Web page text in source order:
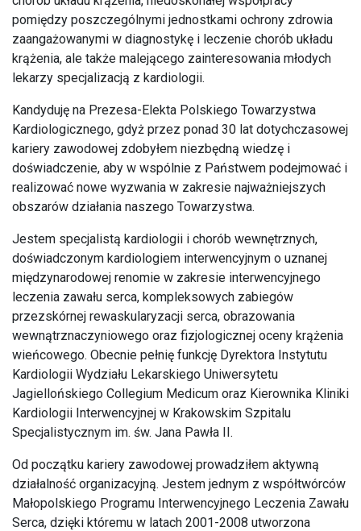
pomiędzy poszczególnymi jednostkami ochrony zdrowia
zaangażowanymi w diagnostykę i leczenie chorób układu
krążenia, ale także malejącego zainteresowania młodych
lekarzy specjalizacją z kardiologii.
Kandyduję na Prezesa-Elekta Polskiego Towarzystwa
Kardiologicznego, gdyż przez ponad 30 lat dotychczasowej
kariery zawodowej zdobyłem niezbędną wiedzę i
doświadczenie, aby w wspólnie z Państwem podejmować i
realizować nowe wyzwania w zakresie najważniejszych
obszarów działania naszego Towarzystwa.
Jestem specjalistą kardiologii i chorób wewnętrznych,
doświadczonym kardiologiem interwencyjnym o uznanej
międzynarodowej renomie w zakresie interwencyjnego
leczenia zawału serca, kompleksowych zabiegów
przezskórnej rewaskularyzacji serca, obrazowania
wewnątrznaczyniowego oraz fizjologicznej oceny krążenia
wieńcowego. Obecnie pełnię funkcję Dyrektora Instytutu
Kardiologii Wydziału Lekarskiego Uniwersytetu
Jagiellońskiego Collegium Medicum oraz Kierownika Kliniki
Kardiologii Interwencyjnej w Krakowskim Szpitalu
Specjalistycznym im. św. Jana Pawła II.
Od początku kariery zawodowej prowadziłem aktywną
działalność organizacyjną. Jestem jednym z współtwórców
Małopolskiego Programu Interwencyjnego Leczenia Zawału
Serca, dzięki któremu w latach 2001-2008 utworzona